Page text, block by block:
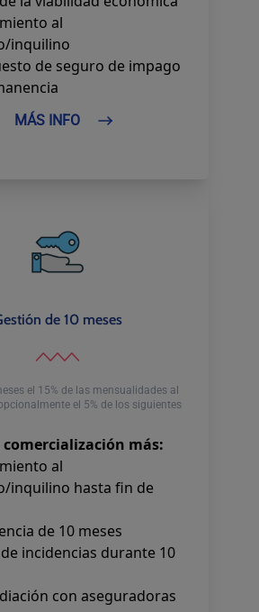
al
inquilino
de seguro de impago
MÁS INFO
de 10 meses
el 15% de las mensualidades al
el 5% de los siguientes
comercialización más:
al
inquilino hasta fin de
de 10 meses
incidencias durante 10
con aseguradoras